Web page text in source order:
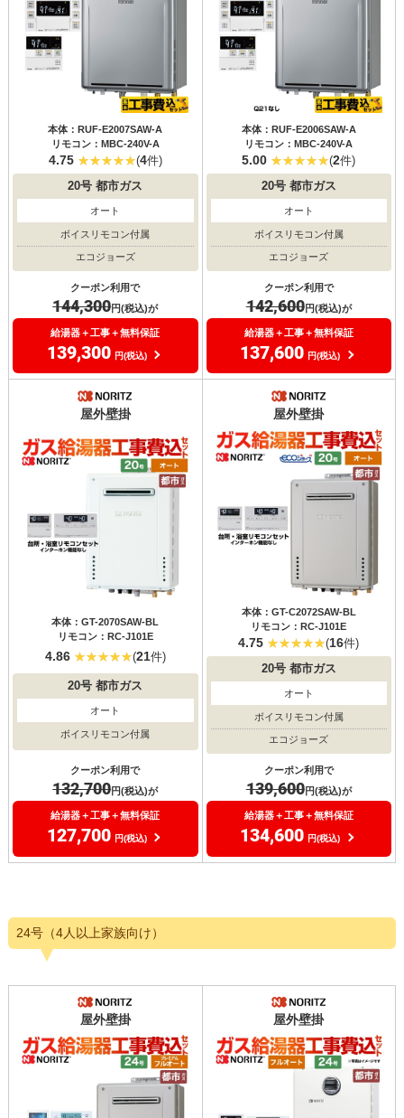
本体：RUF-E2007SAW-A
リモコン：MBC-240V-A
4.75 (4件)
20号 都市ガス
オート
ボイスリモコン付属
エコジョーズ
クーポン利用で
144,300円(税込)が
給湯器＋工事＋無料保証
139,300 円(税込)
本体：RUF-E2006SAW-A
リモコン：MBC-240V-A
5.00 (2件)
20号都市ガス
オート
ボイスリモコン付属
エコジョーズ
クーポン利用で
142,600円(税込)が
給湯器＋工事＋無料保証
137,600 円(税込)
屋外壁掛
本体：GT-2070SAW-BL
リモコン：RC-J101E
4.86 (21件)
20号 都市ガス
オート
ボイスリモコン付属
クーポン利用で
132,700円(税込)が
給湯器＋工事＋無料保証
127,700 円(税込)
屋外壁掛
本体：GT-C2072SAW-BL
リモコン：RC-J101E
4.75 (16件)
20号都市ガス
オート
ボイスリモコン付属
エコジョーズ
クーポン利用で
139,600円(税込)が
給湯器＋工事＋無料保証
134,600 円(税込)
24号（4人以上家族向け）
屋外壁掛 屋外壁掛